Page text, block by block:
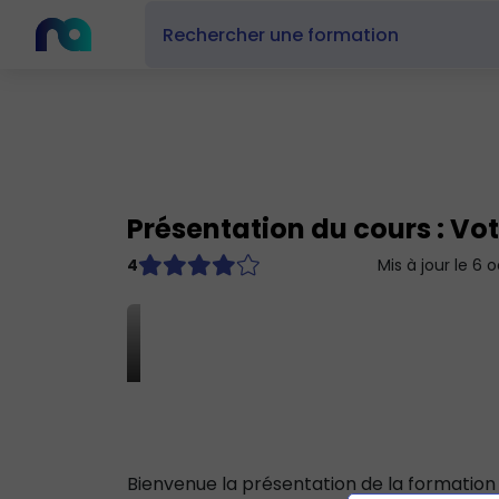
Présentation du cours :
4 Mis à jour le 6
Bienvenue la présentation de la formation